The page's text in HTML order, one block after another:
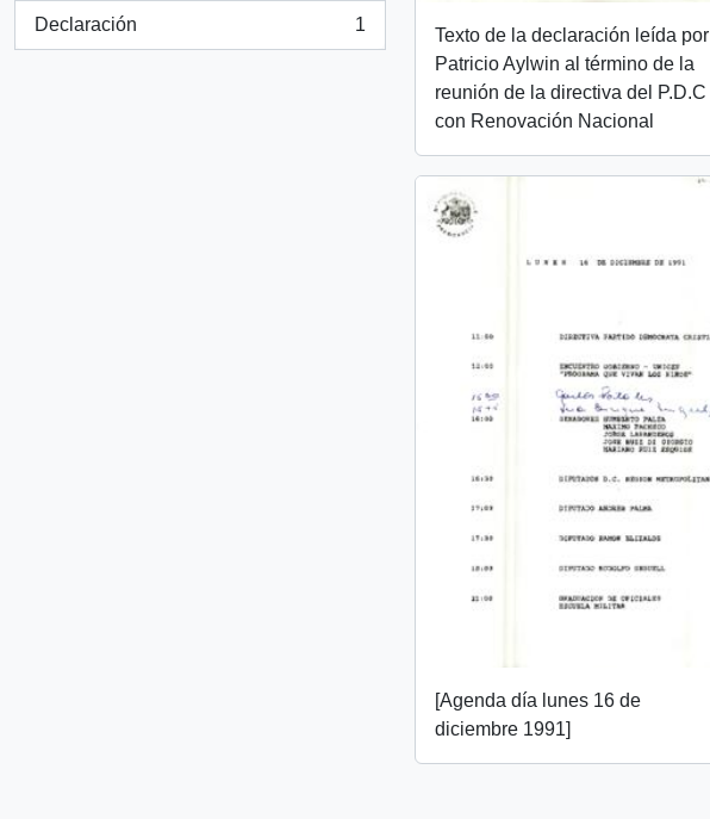
Declaración
, 1 resultados
1
Texto de la declaración leída por
Patricio Aylwin al término de la
reunión de la directiva del P.D.C
con Renovación Nacional
[Agenda día lunes 16 de
diciembre 1991]